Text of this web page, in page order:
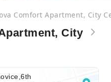
Comfort Apartment, City
City